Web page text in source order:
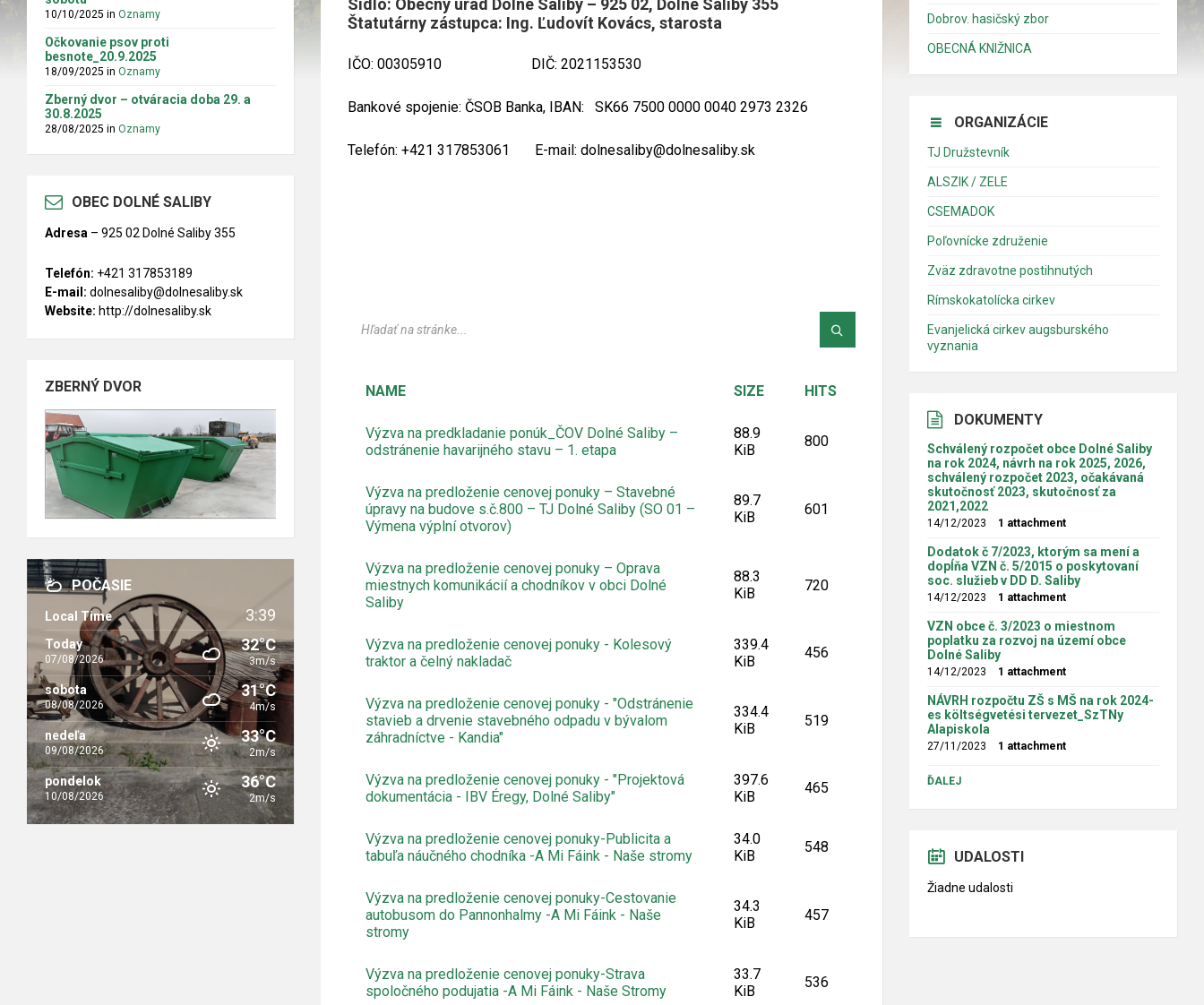
Sídlo: Obecný úrad Dolné Saliby – 925 02, Dolné Saliby 355
Štatutárny zástupca: Ing. Ľudovít Kovács, starosta
IČO: 00305910 DIČ: 2021153530
Bankové spojenie: ČSOB Banka, IBAN: SK66 7500 0000 0040 2973 2326
Telefón: +421 317853061 E-mail: dolnesaliby@dolnesaliby.sk
NAME SIZE HITS
Výzva na predkladanie ponúk_ČOV Dolné Saliby –
odstránenie havarijného stavu – 1. etapa
88.9
KiB
800
Výzva na predloženie cenovej ponuky – Stavebné
úpravy na budove s.č.800 – TJ Dolné Saliby (SO 01 –
Výmena výplní otvorov)
89.7
KiB
601
Výzva na predloženie cenovej ponuky – Oprava
miestnych komunikácií a chodníkov v obci Dolné
Saliby
88.3
KiB
720
Výzva na predloženie cenovej ponuky - Kolesový
traktor a čelný nakladač
339.4
KiB
456
Výzva na predloženie cenovej ponuky - "Odstránenie
stavieb a drvenie stavebného odpadu v bývalom
záhradníctve - Kandia"
334.4
KiB
519
Výzva na predloženie cenovej ponuky - "Projektová
dokumentácia - IBV Éregy, Dolné Saliby"
397.6
KiB
465
Výzva na predloženie cenovej ponuky-Publicita a
tabuľa náučného chodníka -A Mi Fáink - Naše stromy
34.0
KiB
548
Výzva na predloženie cenovej ponuky-Cestovanie
autobusom do Pannonhalmy -A Mi Fáink - Naše
stromy
34.3
KiB
457
Výzva na predloženie cenovej ponuky-Strava
spoločného podujatia -A Mi Fáink - Naše Stromy
33.7
KiB
536
10/10/2025 in Oznamy
Očkovanie psov proti
besnote_20.9.2025
18/09/2025 in Oznamy
Zberný dvor – otváracia doba 29. a
30.8.2025
28/08/2025 in Oznamy
OBEC DOLNÉ SALIBY
Adresa – 925 02 Dolné Saliby 355
Telefón: +421 317853189
E-mail: dolnesaliby@dolnesaliby.sk
Website: http://dolnesaliby.sk
ZBERNÝ DVOR
POČASIE
Local Time 3:39
Today
07/08/2026
32°C
3m/s
sobota
08/08/2026
31°C
4m/s
nedeľa
09/08/2026
33°C
2m/s
pondelok
10/08/2026
36°C
2m/s
Dobrov. hasičský zbor
OBECNÁ KNIŽNICA
ORGANIZÁCIE
TJ Družstevník
ALSZIK / ZELE
CSEMADOK
Poľovnícke združenie
Zväz zdravotne postihnutých
Rímskokatolícka cirkev
Evanjelická cirkev augsburského
vyznania
DOKUMENTY
Schválený rozpočet obce Dolné Saliby
na rok 2024, návrh na rok 2025, 2026,
schválený rozpočet 2023, očakávaná
skutočnosť 2023, skutočnosť za
2021,2022
14/12/2023 1 attachment
Dodatok č 7/2023, ktorým sa mení a
dopĺňa VZN č. 5/2015 o poskytovaní
soc. služieb v DD D. Saliby
14/12/2023 1 attachment
VZN obce č. 3/2023 o miestnom
poplatku za rozvoj na území obce
Dolné Saliby
14/12/2023 1 attachment
NÁVRH rozpočtu ZŠ s MŠ na rok 2024-
es költségvetési tervezet_SzTNy
Alapiskola
27/11/2023 1 attachment
ĎALEJ
UDALOSTI
Žiadne udalosti